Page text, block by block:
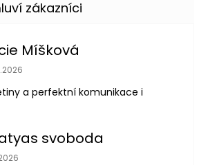
Míšková
obchodu je 5 z 5 hvězdiček.
a perfektní komunikace i
svoboda
obchodu je 5 z 5 hvězdiček.